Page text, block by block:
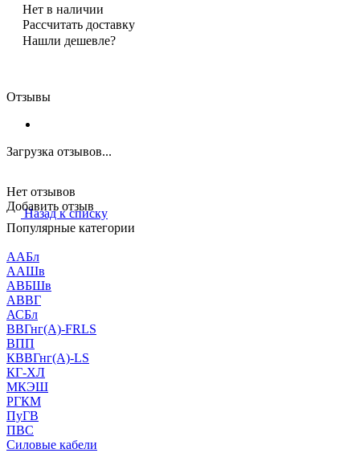
Нет в наличии
Рассчитать доставку
Нашли дешевле?
Отзывы
Загрузка отзывов...
Нет отзывов
Добавить отзыв
Назад к списку
Популярные категории
ААБл
ААШв
АВБШв
АВВГ
АСБл
ВВГнг(А)-FRLS
ВПП
КВВГнг(А)-LS
КГ-ХЛ
МКЭШ
РГКМ
ПуГВ
ПВС
Силовые кабели